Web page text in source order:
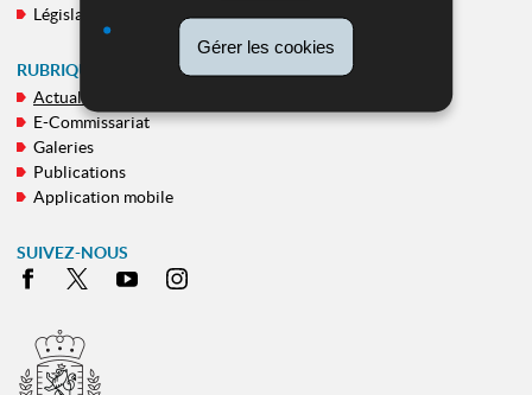
Gérer les cookies
Législation
RUBRIQUES TRANSVERSALES
Actualités
E-Commissariat
Galeries
Publications
Application mobile
SUIVEZ-NOUS
Facebook
X Youtube